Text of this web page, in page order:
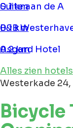
Suite aan de A
0.1 km
B&B
0.1 km
Asgard Hotel
0.2 km
Alles zien hotels
Westerkade 24,
Bicycle